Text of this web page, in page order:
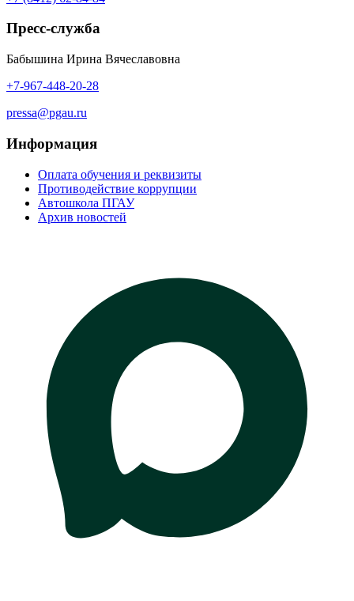
Пресс-служба
Бабышина Ирина Вячеславовна
+7-967-448-20-28
pressa@pgau.ru
Информация
Оплата обучения и реквизиты
Противодействие коррупции
Автошкола ПГАУ
Архив новостей